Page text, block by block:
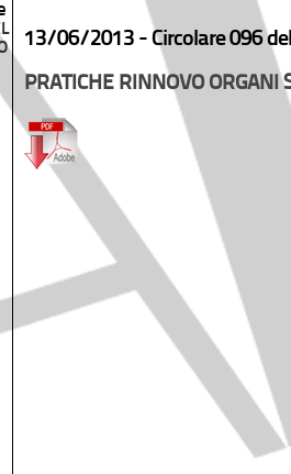
13/06/2013 - Circolare 096
PRATICHE RINNOVO ORGANI